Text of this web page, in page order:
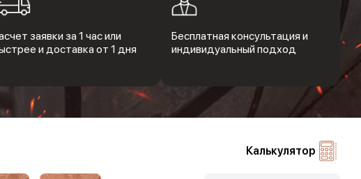
заявки за 1 час или
и доставка от 1 дня
Бесплатная консультация и
индивидуальный подход
Калькулятор